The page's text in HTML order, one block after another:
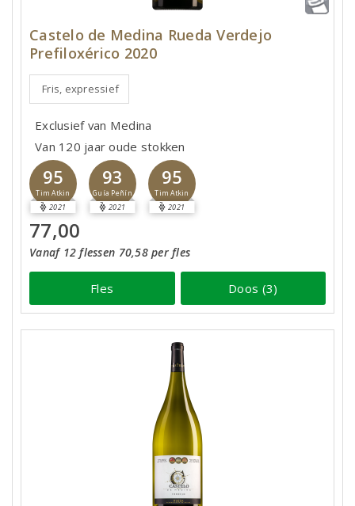
Castelo de Medina Rueda Verdejo
Prefiloxérico 2020
Fris, expressief
Exclusief van Medina
Van 120 jaar oude stokken
95
Tim Atkin
2021
93
Guía Peñín
2021
95
Tim Atkin
2021
77,00
Vanaf 12 flessen 70,58 per fles
Fles Doos (3)